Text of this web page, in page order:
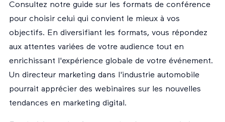
Consultez notre guide sur les formats de conférence
pour choisir celui qui convient le mieux à vos
objectifs. En diversifiant les formats, vous répondez
aux attentes variées de votre audience tout en
enrichissant l'expérience globale de votre événement.
Un directeur marketing dans l'industrie automobile
pourrait apprécier des webinaires sur les nouvelles
tendances en marketing digital.